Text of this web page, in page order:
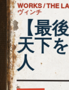
WORKS / THE
ヴィンチ
【最
天下を取
人